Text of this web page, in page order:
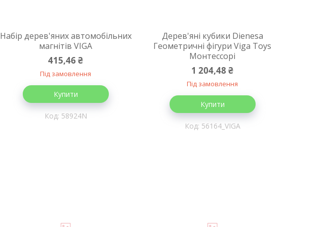
Набір дерев'яних автомобільних
магнітів VIGA
415,46 ₴
Під замовлення
Купити
58924N
Дерев'яні кубики Dienesa
Геометричні фігури Viga Toys
Монтессорі
1 204,48 ₴
Під замовлення
Купити
56164_VIGA